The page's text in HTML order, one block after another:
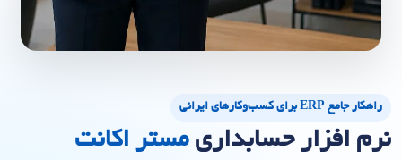
راهکار جامع ERP برای کسب‌وکارهای ایرانی
نرم افزار حسابداریمستر اکانت